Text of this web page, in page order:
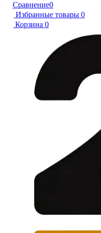
Сравнение0
Избранные товары 0
Корзина 0